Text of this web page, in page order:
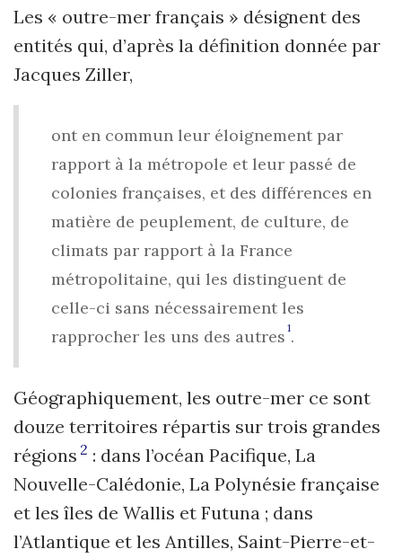
Les « outre-mer français » désignent des
entités qui, d’après la définition donnée par
Jacques Ziller,
ont en commun leur éloignement par
rapport à la métropole et leur passé de
colonies françaises, et des différences en
matière de peuplement, de culture, de
climats par rapport à la France
métropolitaine, qui les distinguent de
celle-ci sans nécessairement les
rapprocher les uns des autres 1.
Géographiquement, les outre-mer ce sont
douze territoires répartis sur trois grandes
régions 2 : dans l’océan Pacifique, La
Nouvelle-Calédonie, La Polynésie française
et les îles de Wallis et Futuna ; dans
l’Atlantique et les Antilles, Saint-Pierre-et-